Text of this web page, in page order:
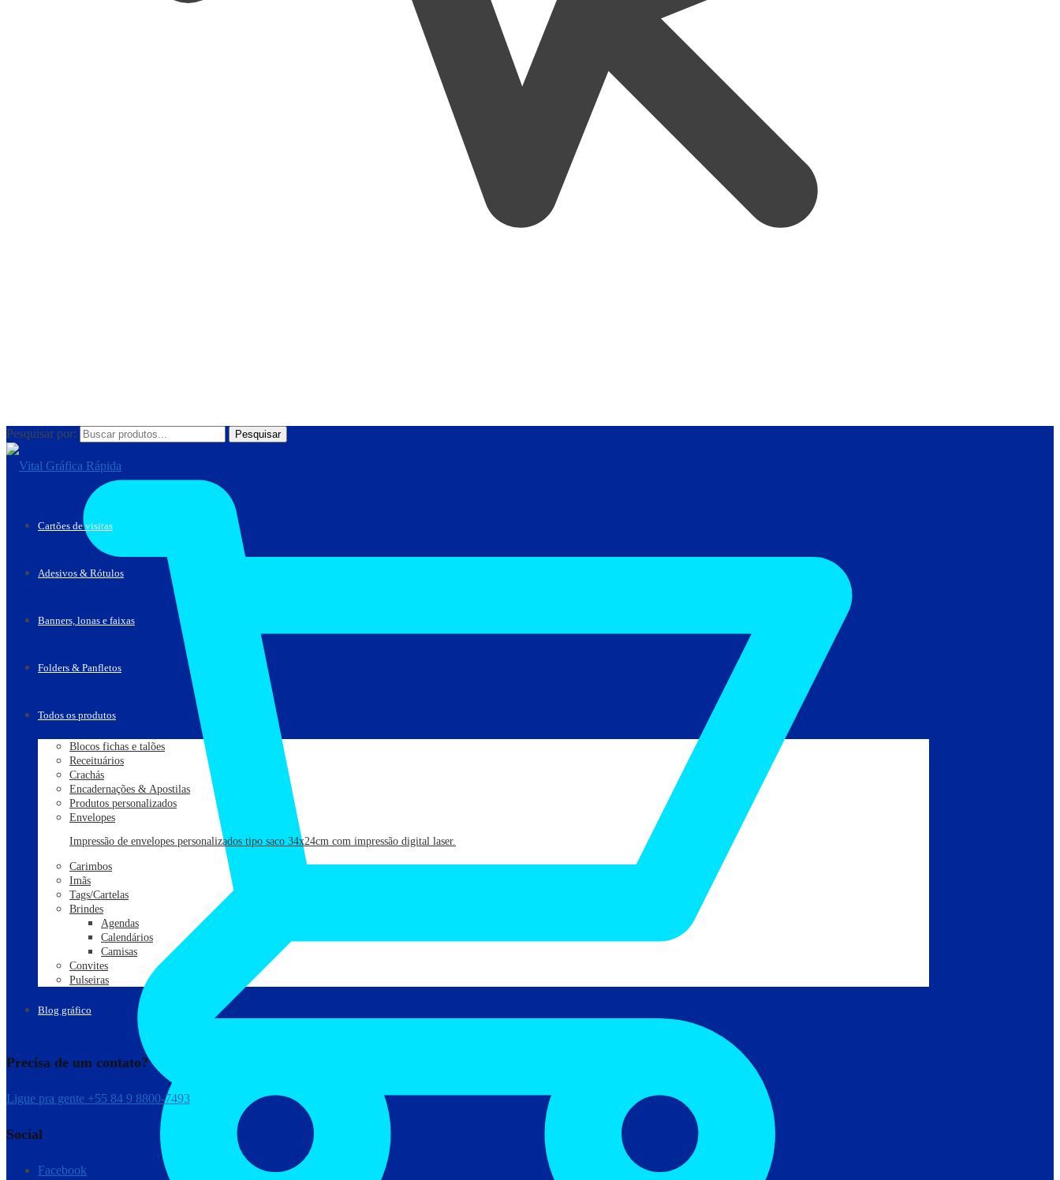
Pesquisar por: Pesquisar
Cartões de visitas
Adesivos & Rótulos
Banners, lonas e faixas
Folders & Panfletos
Todos os produtos
Blocos fichas e talões
Receituários
Crachás
Encadernações & Apostilas
Produtos personalizados
Envelopes
Impressão de envelopes personalizados tipo saco 34x24cm com impressão digital laser.
Carimbos
Imãs
Tags/Cartelas
Brindes
Agendas
Calendários
Camisas
Convites
Pulseiras
Blog gráfico
Precisa de um contato?
Ligue pra gente +55 84 9 8800-7493
Social
Facebook